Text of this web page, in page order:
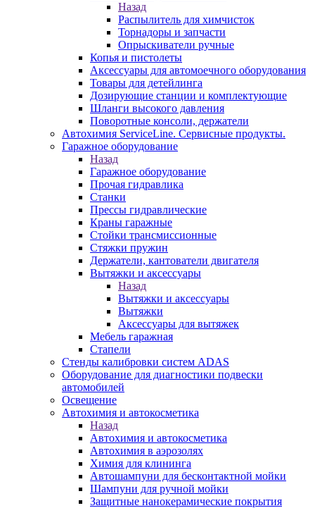
Назад
Распылитель для химчисток
Торнадоры и запчасти
Опрыскиватели ручные
Копья и пистолеты
Аксессуары для автомоечного оборудования
Товары для детейлинга
Дозирующие станции и комплектующие
Шланги высокого давления
Поворотные консоли, держатели
Автохимия ServiceLine. Сервисные продукты.
Гаражное оборудование
Назад
Гаражное оборудование
Прочая гидравлика
Станки
Прессы гидравлические
Краны гаражные
Стойки трансмиссионные
Стяжки пружин
Держатели, кантователи двигателя
Вытяжки и аксессуары
Назад
Вытяжки и аксессуары
Вытяжки
Аксессуары для вытяжек
Мебель гаражная
Стапели
Стенды калибровки систем ADAS
Оборудование для диагностики подвески
автомобилей
Освещение
Автохимия и автокосметика
Назад
Автохимия и автокосметика
Автохимия в аэрозолях
Химия для клининга
Автошампуни для бесконтактной мойки
Шампуни для ручной мойки
Защитные нанокерамические покрытия